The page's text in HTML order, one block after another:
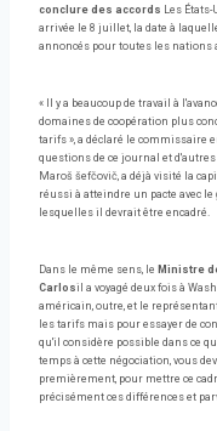
conclure des accords Les
arrivée le 8 juillet, la date à
annoncés pour toutes les nations
« Il y a beaucoup de travail à
domaines de coopération plus
tarifs », a déclaré le commissaire
questions de ce journal et
Maroš šefčovič, a déjà visité la
réussi à atteindre un pacte avec
lesquelles il devrait être encadré.
Dans le même sens, le Ministre
Carlosil a voyagé deux fois à
américain, outre, et le
les tarifs mais pour essayer de
qu'il considère possible dans ce
temps à cette négociation, vous
premièrement, pour mettre ce
précisément ces différences et